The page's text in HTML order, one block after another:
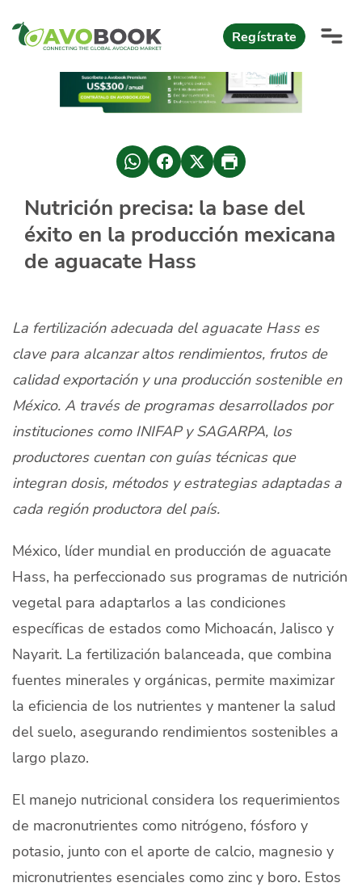
Regístrate
AvoReports
AvoComments
AvoMagazine
Iniciar Sesión
Quiénes Somos
Productores
Mercados
Contacto
modo claro Español
Nutrición precisa: la base del
éxito en la producción mexicana
de aguacate Hass
La fertilización adecuada del aguacate Hass es
clave para alcanzar altos rendimientos, frutos de
calidad exportación y una producción sostenible en
México. A través de programas desarrollados por
instituciones como INIFAP y SAGARPA, los
productores cuentan con guías técnicas que
integran dosis, métodos y estrategias adaptadas a
cada región productora del país.
México, líder mundial en producción de aguacate
Hass, ha perfeccionado sus programas de nutrición
vegetal para adaptarlos a las condiciones
específicas de estados como Michoacán, Jalisco y
Nayarit. La fertilización balanceada, que combina
fuentes minerales y orgánicas, permite maximizar
la eficiencia de los nutrientes y mantener la salud
del suelo, asegurando rendimientos sostenibles a
largo plazo.
El manejo nutricional considera los requerimientos
de macronutrientes como nitrógeno, fósforo y
potasio, junto con el aporte de calcio, magnesio y
micronutrientes esenciales como zinc y boro. Estos